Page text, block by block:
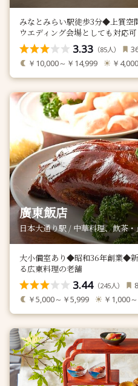
みなとみらい駅徒歩3分◆上質空
ウエディング会場としても対応可
3.33 （85人）
￥10,000～￥14,999 ￥
廣東飯店
日本大通り駅 / 中華料理、飲茶
大小個室あり◆昭和36年創業◆
る広東料理の老舗
3.44（245人）
￥5,000～￥5,999 ￥1,000